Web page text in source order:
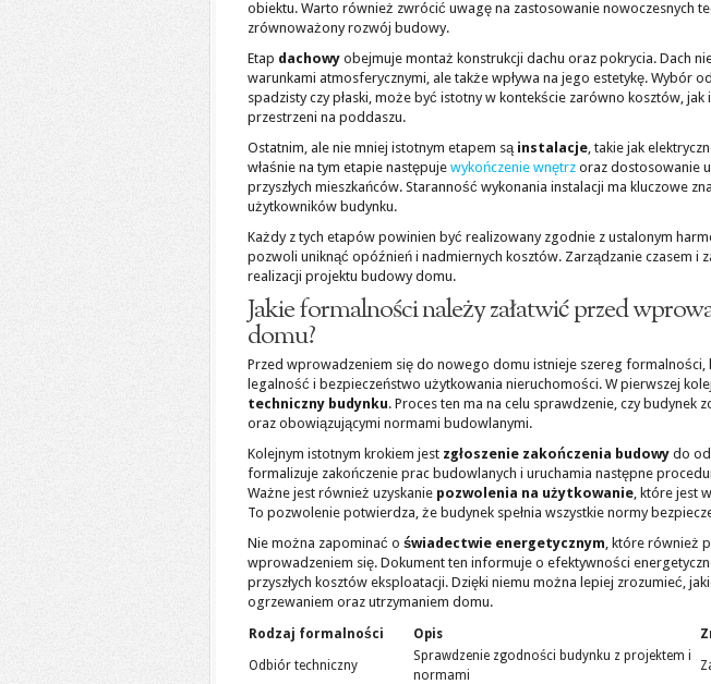
obiektu. Warto również zwrócić uwagę na zastosowanie nowoczesnych
zrównoważony rozwój budowy.
Etap dachowy obejmuje montaż konstrukcji dachu oraz pokrycia. Dach
warunkami atmosferycznymi, ale także wpływa na jego estetykę. Wybór
spadzisty czy płaski, może być istotny w kontekście zarówno kosztów,
przestrzeni na poddaszu.
Ostatnim, ale nie mniej istotnym etapem są instalacje, takie jak
właśnie na tym etapie następuje wykończenie wnętrz oraz dostosowanie
przyszłych mieszkańców. Staranność wykonania instalacji ma kluczowe
użytkowników budynku.
Każdy z tych etapów powinien być realizowany zgodnie z ustalonym
pozwoli uniknąć opóźnień i nadmiernych kosztów. Zarządzanie czasem i
realizacji projektu budowy domu.
Jakie formalności należy załatwić przed
domu?
Przed wprowadzeniem się do nowego domu istnieje szereg formalności,
legalność i bezpieczeństwo użytkowania nieruchomości. W pierwszej
techniczny budynku. Proces ten ma na celu sprawdzenie, czy budynek
oraz obowiązującymi normami budowlanymi.
Kolejnym istotnym krokiem jest zgłoszenie zakończenia budowy do
formalizuje zakończenie prac budowlanych i uruchamia następne
Ważne jest również uzyskanie pozwolenia na użytkowanie, które jest
To pozwolenie potwierdza, że budynek spełnia wszystkie normy
Nie można zapominać o świadectwie energetycznym, które również
wprowadzeniem się. Dokument ten informuje o efektywności
przyszłych kosztów eksploatacji. Dzięki niemu można lepiej zrozumieć,
ogrzewaniem oraz utrzymaniem domu.
Rodzaj formalności Opis
Odbiór techniczny
Sprawdzenie zgodności budynku z projektem i
normami